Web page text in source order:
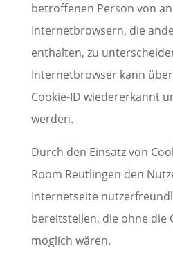
betroffenen Person von
Internetbrowsern, die
enthalten, zu
Internetbrowser kann
Cookie-ID wiedererkannt
werden.
Durch den Einsatz von
Room Reutlingen den
Internetseite
bereitstellen, die ohne die
möglich wären.